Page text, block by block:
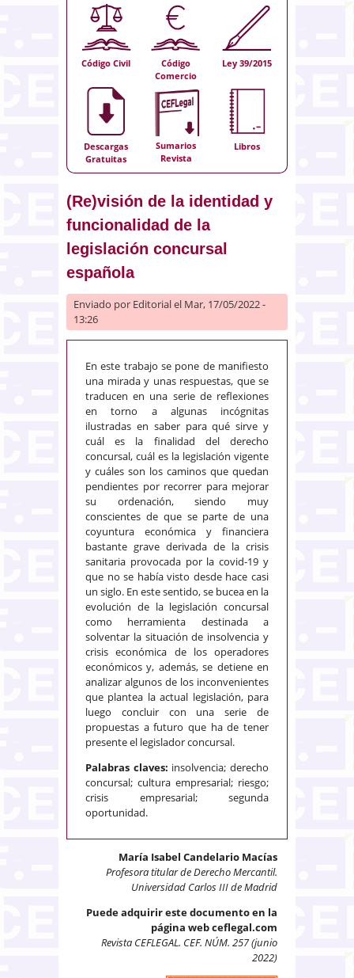
Código Civil
Código
Comercio
Ley 39/2015
Descargas
Gratuitas
Sumarios
Revista
Libros
(Re)visión de la identidad y
funcionalidad de la
legislación concursal
española
Enviado por Editorialel Mar, 17/05/2022 -
13:26
En este trabajo se pone de manifiesto
una mirada y unas respuestas, que se
traducen en una serie de reflexiones
en torno a algunas incógnitas
ilustradas en saber para qué sirve y
cuál es la finalidad del derecho
concursal, cuál es la legislación vigente
y cuáles son los caminos que quedan
pendientes por recorrer para mejorar
su ordenación, siendo muy
conscientes de que se parte de una
coyuntura económica y financiera
bastante grave derivada de la crisis
sanitaria provocada por la covid-19 y
que no se había visto desde hace casi
un siglo. En este sentido, se bucea en la
evolución de la legislación concursal
como herramienta destinada a
solventar la situación de insolvencia y
crisis económica de los operadores
económicos y, además, se detiene en
analizar algunos de los inconvenientes
que plantea la actual legislación, para
luego concluir con una serie de
propuestas a futuro que ha de tener
presente el legislador concursal.
Palabras claves: insolvencia; derecho
concursal; cultura empresarial; riesgo;
crisis empresarial; segunda
oportunidad.
María Isabel Candelario Macías
Profesora titular de Derecho Mercantil.
Universidad Carlos III de Madrid
Puede adquirir este documento en la
página web ceflegal.com
Revista CEFLEGAL. CEF. NÚM. 257 (junio
2022)